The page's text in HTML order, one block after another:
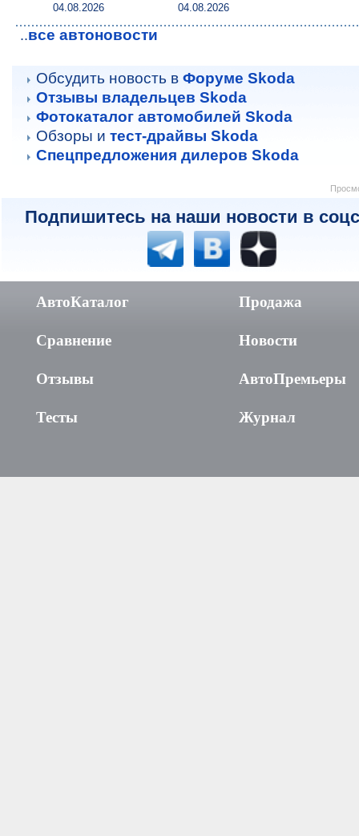
04.08.2026 04.08.2026
..все автоновости
Обсудить новость в Форуме Skoda
Отзывы владельцев Skoda
Фотокаталог автомобилей Skoda
Обзоры и тест-драйвы Skoda
Спецпредложения дилеров Skoda
Подпишитесь на наши новости в
АвтоКаталог
Сравнение
Отзывы
Тесты
Продажа
Новости
АвтоПремьеры
Журнал